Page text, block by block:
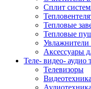
Сплит
Тепловые
Тепловые
Увлажнители
Аксессуары
Теле- видео- аудио
Телевизоры
Видеотехника
Аудиотехника